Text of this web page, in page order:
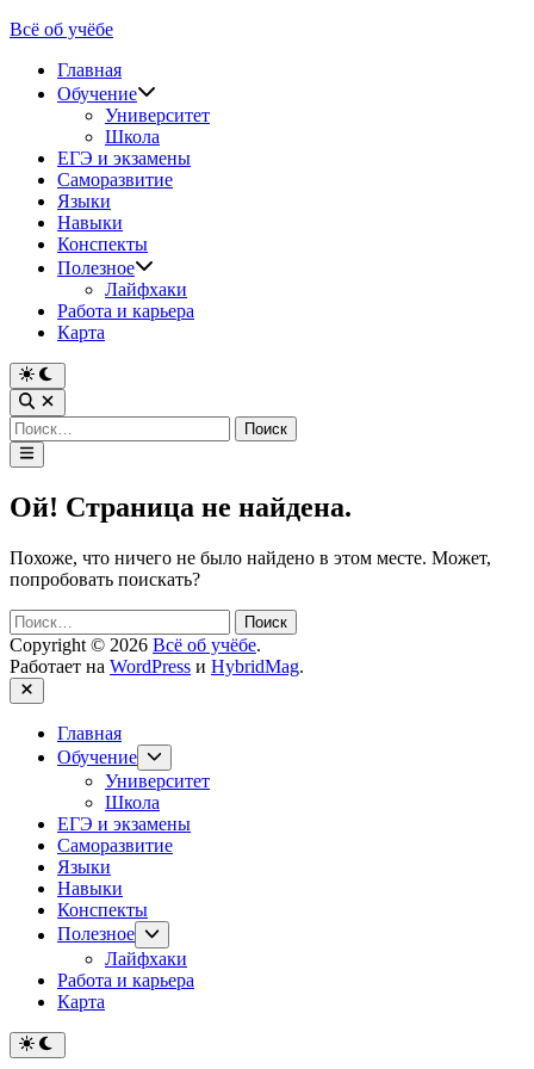
Перейти
содержимому
Всё об учёбе
Главная
Обучение
Университет
Школа
ЕГЭ и экзамены
Саморазвитие
Языки
Навыки
Конспекты
Полезное
Лайфхаки
Работа и карьера
Карта
Переключить
на
тёмный
режим
Открыть
поиск
Найти:
Главное
меню
Ой! Страница не найдена.
Похоже, что ничего не было найдено в этом месте. Может,
попробовать поискать?
Найти:
Copyright © 2026 Всё об учёбе.
Работает на WordPress и HybridMag.
Закрыть
Главная
Обучение
подменю
Университет
Школа
ЕГЭ и экзамены
Саморазвитие
Языки
Навыки
Конспекты
Полезное
Показывать
подменю
Лайфхаки
Работа и карьера
Карта
Переключить
на